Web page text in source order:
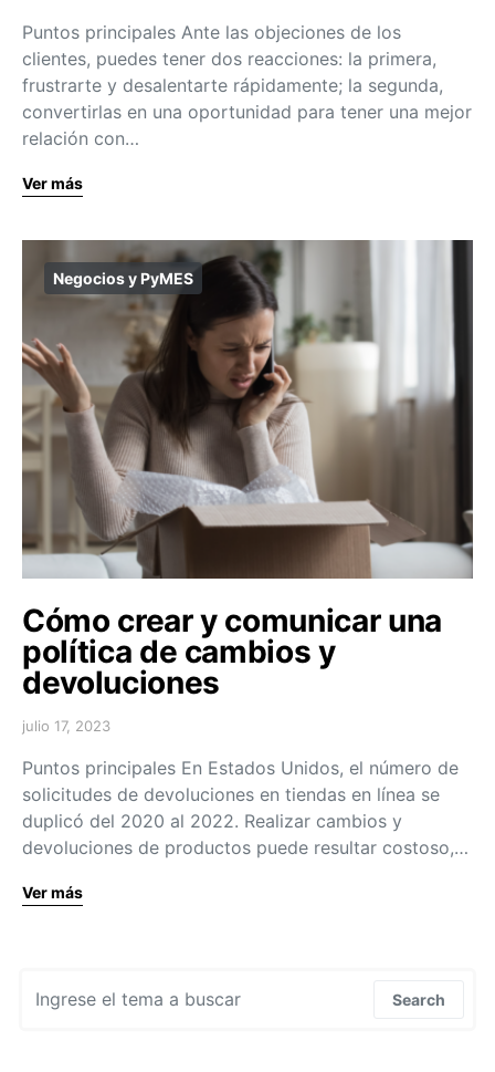
Puntos principales Ante las objeciones de los
clientes, puedes tener dos reacciones: la primera,
frustrarte y desalentarte rápidamente; la segunda,
convertirlas en una oportunidad para tener una mejor
relación con…
Ver más
Negocios y PyMES
Cómo crear y comunicar una
política de cambios y
devoluciones
julio 17, 2023
Puntos principales En Estados Unidos, el número de
solicitudes de devoluciones en tiendas en línea se
duplicó del 2020 al 2022. Realizar cambios y
devoluciones de productos puede resultar costoso,…
Ver más
Search